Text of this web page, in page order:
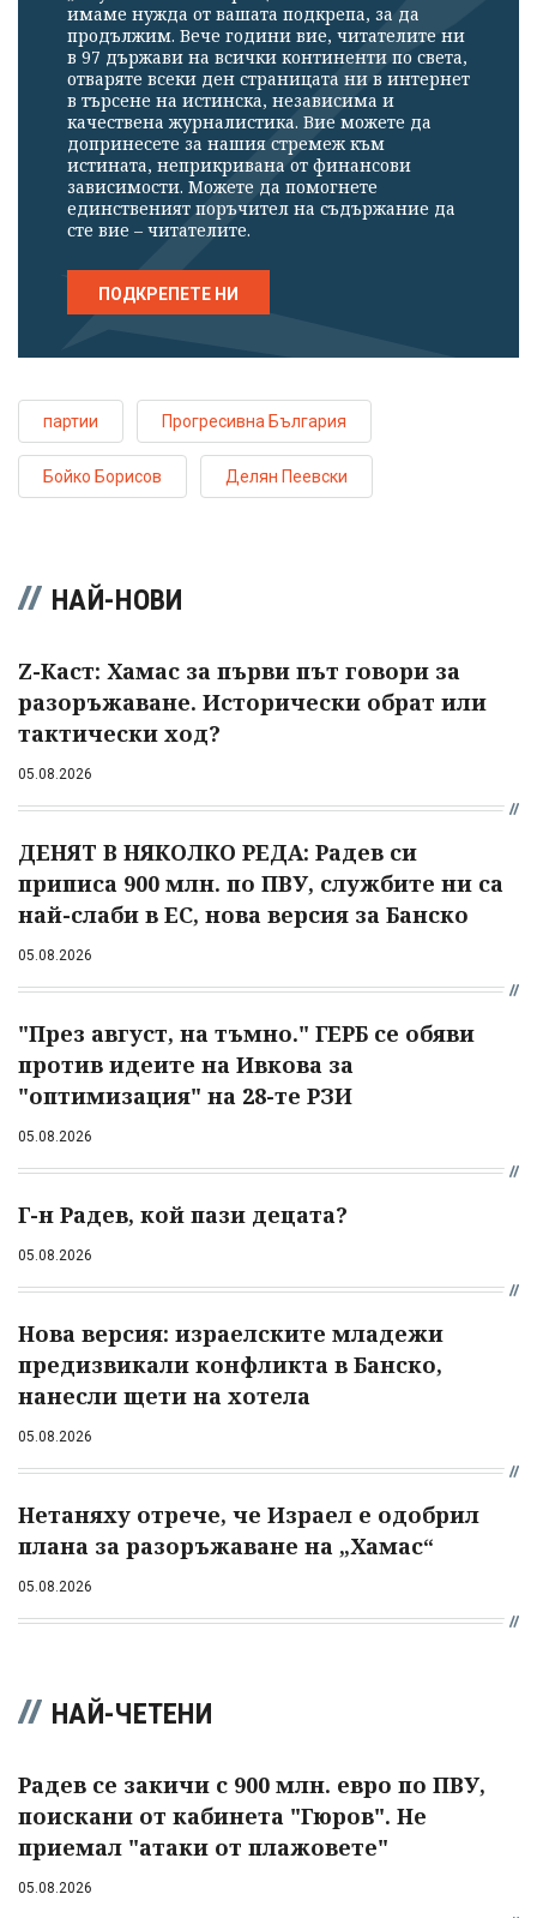
имаме нужда от вашата подкрепа, за да
продължим. Вече години вие, читателите ни
в 97 държави на всички континенти по света,
отваряте всеки ден страницата ни в интернет
в търсене на истинска, независима и
качествена журналистика. Вие можете да
допринесете за нашия стремеж към
истината, неприкривана от финансови
зависимости. Можете да помогнете
единственият поръчител на съдържание да
сте вие – читателите.
ПОДКРЕПЕТЕ НИ
партии Прогресивна България
Бойко Борисов Делян Пеевски
НАЙ-НОВИ
Z-Каст: Хамас за първи път говори за
разоръжаване. Исторически обрат или
тактически ход?
05.08.2026
ДЕНЯТ В НЯКОЛКО РЕДА: Радев си
приписа 900 млн. по ПВУ, службите ни са
най-слаби в ЕС, нова версия за Банско
05.08.2026
"През август, на тъмно." ГЕРБ се обяви
против идеите на Ивкова за
"оптимизация" на 28-те РЗИ
05.08.2026
Г-н Радев, кой пази децата?
05.08.2026
Нова версия: израелските младежи
предизвикали конфликта в Банско,
нанесли щети на хотела
05.08.2026
Нетаняху отрече, че Израел е одобрил
плана за разоръжаване на „Хамас“
05.08.2026
НАЙ-ЧЕТЕНИ
Радев се закичи с 900 млн. евро по ПВУ,
поискани от кабинета "Гюров". Не
приемал "атаки от плажовете"
05.08.2026